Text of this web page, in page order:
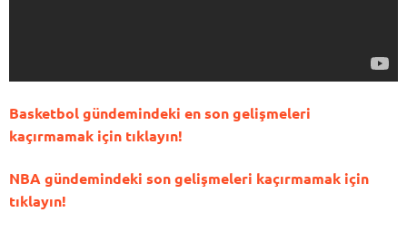
Basketbol gündemindeki en son gelişmeleri
kaçırmamak için tıklayın!
NBA gündemindeki son gelişmeleri kaçırmamak için
tıklayın!